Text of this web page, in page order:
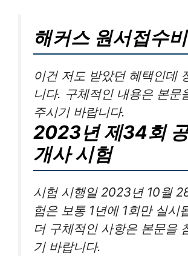
해커스 원서접수
이건 저도 받았던 혜택인데
니다. 구체적인 내용은 본문
주시기 바랍니다.
2023년 제34회
개사 시험
시험 시행일 2023년 10월
험은 보통 1년에 1회만 실시
더 구체적인 사항은 본문을
기 바랍니다.